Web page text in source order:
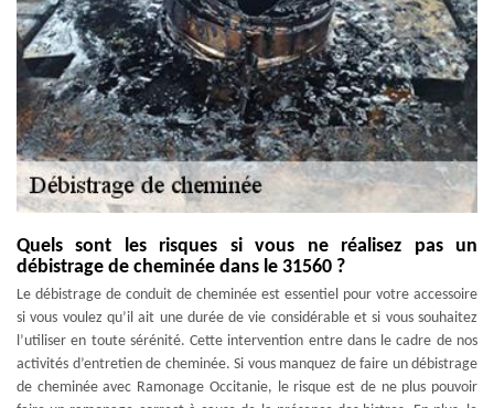
Quels sont les risques si vous ne réalisez pas un
débistrage de cheminée dans le 31560 ?
Le débistrage de conduit de cheminée est essentiel pour votre accessoire
si vous voulez qu’il ait une durée de vie considérable et si vous souhaitez
l’utiliser en toute sérénité. Cette intervention entre dans le cadre de nos
activités d’entretien de cheminée. Si vous manquez de faire un débistrage
de cheminée avec Ramonage Occitanie, le risque est de ne plus pouvoir